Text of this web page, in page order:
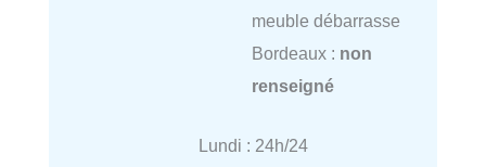
meuble débarrasse
Bordeaux : non
renseigné
Lundi : 24h/24